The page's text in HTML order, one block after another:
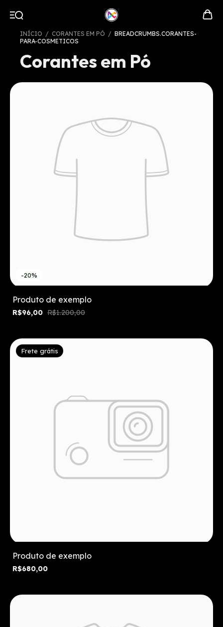
INÍCIO / CORANTES EM PÓ / BREADCRUMBS.CORANTES-
PARA-COSMETICOS
Corantes em Pó
-20%
Produto de exemplo
R$96,00 R$1.200,00
Frete grátis
Produto de exemplo
R$680,00